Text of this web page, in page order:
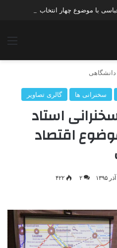
با موضوع چهار انتخاب ۱۴۰۰
سخنرانی ها گالری تصاویر
استاد
اقتصاد
۲ ۴۲۲